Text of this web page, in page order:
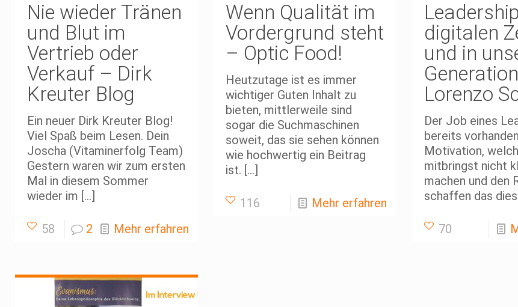
Nie wieder Tränen
und Blut im
Vertrieb oder
Verkauf – Dirk
Kreuter Blog
Ein neuer Dirk Kreuter Blog!
Viel Spaß beim Lesen. Dein
Joscha (Vitaminerfolg Team)
Gestern waren wir zum ersten
Mal in diesem Sommer
wieder im […]
58 2 Mehr erfahren
Wenn Qualität im
Vordergrund steht
– Optic Food!
Heutzutage ist es immer
wichtiger Guten Inhalt zu
bieten, mittlerweile sind
sogar die Suchmaschinen
soweit, das sie sehen können
wie hochwertig ein Beitrag
ist. […]
116 Mehr erfahren
digitalen
und in
Lorenzo
Der Job eines
bereits
Motivation,
mitbringst nicht
machen und den
schaffen das
70